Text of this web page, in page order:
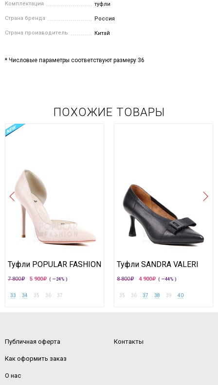
Комплектация туфли
Страна бренда Россия
Страна производитель Китай
* Числовые параметры соответствуют размеру 36
ПОХОЖИЕ ТОВАРЫ
Туфли POPULAR FASHION
7 800 5 900 ( —24% )
33 34 35 36 37
Туфли SANDRA VALERI
8 800 4 900 ( —44% )
35 36 37 38 39 40
Публичная оферта
Как оформить заказ
О нас
Контакты